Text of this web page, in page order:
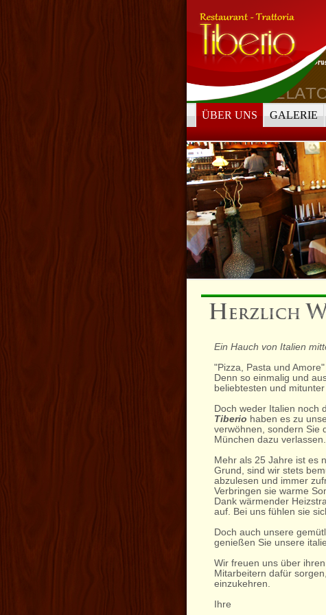
ÜBER UNS GALERIE
Ein Hauch von Italien
"Pizza, Pasta und
Denn so einmalig und
beliebtesten und
Doch weder Italien noch
Tiberio haben es zu
verwöhnen, sondern Sie
München dazu verlassen.
Mehr als 25 Jahre ist es
Grund, sind wir stets
abzulesen und immer
Verbringen sie warme
Dank wärmender
auf. Bei uns fühlen sie
Doch auch unsere
genießen Sie unsere
Wir freuen uns über
Mitarbeitern dafür
einzukehren.
Ihre